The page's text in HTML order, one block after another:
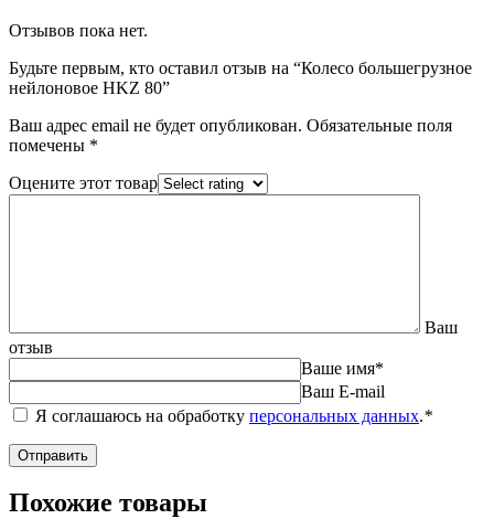
Отзывов пока нет.
Будьте первым, кто оставил отзыв на “Колесо большегрузное
нейлоновое HKZ 80”
Ваш адрес email не будет опубликован. Обязательные поля
помечены *
Оцените этот товар
Ваш
отзыв
Ваше имя*
Ваш E-mail
Я соглашаюсь на обработку персональных данных.*
Похожие товары